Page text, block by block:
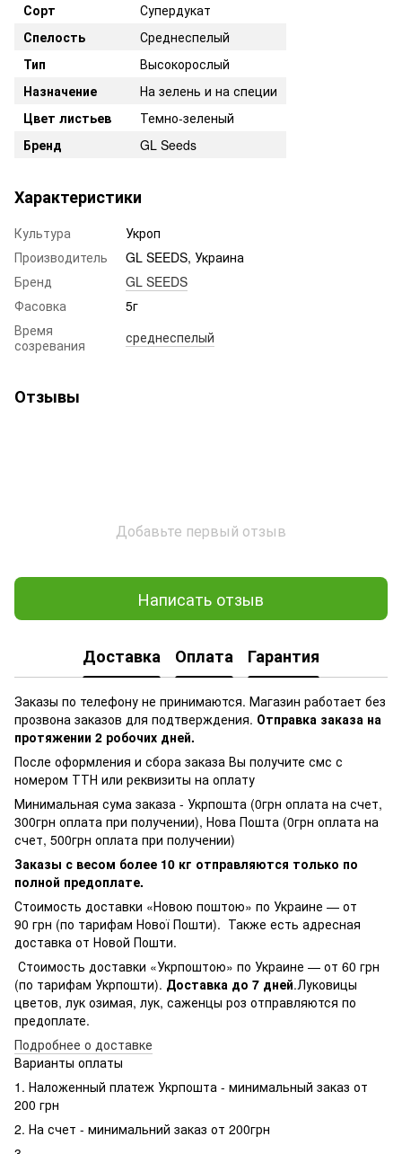
Сорт
Супердукат
Спелость
Среднеспелый
Тип
Высокорослый
Назначение
На зелень и на специи
Цвет листьев
Темно-зеленый
Бренд
GL Seeds
Характеристики
Культура
Укроп
Производитель
GL SEEDS, Украина
Бренд
GL SEEDS
Фасовка
5г
Время
созревания
среднеспелый
Отзывы
Добавьте первый отзыв
Написать отзыв
Доставка Оплата Гарантия
Заказы по телефону не принимаются. Магазин работает без
прозвона заказов для подтверждения. Отправка заказа на
протяжении 2 робочих дней.
После оформления и сбора заказа Вы получите смс с
номером ТТН или реквизиты на оплату
Минимальная сума заказа - Укрпошта (0грн оплата на счет,
300грн оплата при получении), Нова Пошта (0грн оплата на
счет, 500грн оплата при получении)
Заказы с весом более 10 кг отправляются только по
полной предоплате.
Стоимость доставки «Новою поштою» по Украине — от
90 грн (по тарифам Нової Пошти). Также есть адресная
доставка от Новой Пошти.
Стоимость доставки «Укрпоштою» по Украине — от 60 грн
(по тарифам Укрпошти). Доставка до 7 дней.Луковицы
цветов, лук озимая, лук, саженцы роз отправляются по
предоплате.
Подробнее о доставке
Варианты оплаты
1. Наложенный платеж Укрпошта - минимальный заказ от
200 грн
2. На счет - минимальний заказ от 200грн